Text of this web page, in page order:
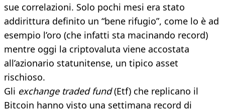
sue correlazioni. Solo pochi mesi era stato
addirittura definito un “bene rifugio”, come lo è ad
esempio l’oro (che infatti sta macinando record)
mentre oggi la criptovaluta viene accostata
all’azionario statunitense, un tipico asset
rischioso.
Gli exchange traded fund(Etf) che replicano il
Bitcoin hanno visto una settimana record di